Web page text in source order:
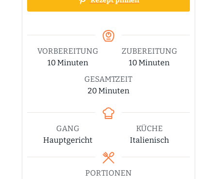
VORBEREITUNG
10Minuten
Minuten
ZUBEREITUNG
10Minuten
Minuten
GESAMTZEIT
20Minuten
Minuten
GANG
Hauptgericht
KÜCHE
Italienisch
PORTIONEN